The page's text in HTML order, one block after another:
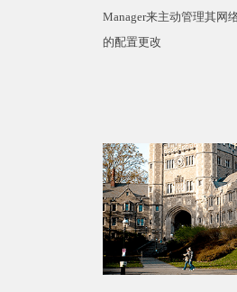
Manager来主动管理其网
的配置更改